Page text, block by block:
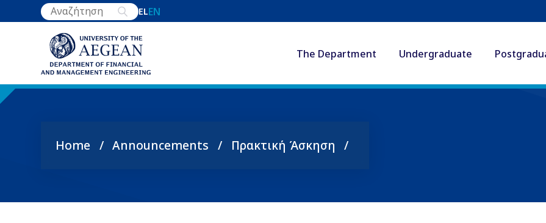
to
ELEN
The Department Undergraduate
Breadcrumb
Home Announcements Πρακτική Άσκηση